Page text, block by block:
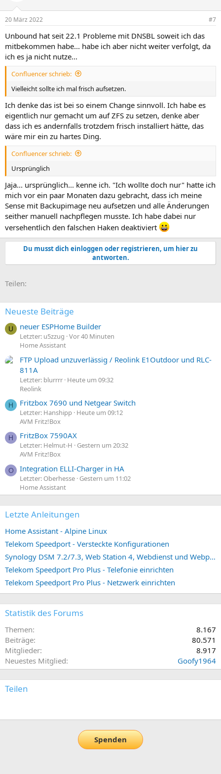
20 März 2022 #7
Unbound hat seit 22.1 Probleme mit DNSBL soweit ich das
mitbekommen habe... habe ich aber nicht weiter verfolgt, da
ich es ja nicht nutze...
Confluencer schrieb:
Vielleicht sollte ich mal frisch aufsetzen.
Ich denke das ist bei so einem Change sinnvoll. Ich habe es
eigentlich nur gemacht um auf ZFS zu setzen, denke aber
dass ich es andernfalls trotzdem frisch installiert hätte, das
wäre mir ein zu hartes Ding.
Confluencer schrieb:
Ursprünglich
Jaja... ursprünglich... kenne ich. "Ich wollte doch nur" hatte ich
mich vor ein paar Monaten dazu gebracht, dass ich meine
Sense mit Backupimage neu aufsetzen und alle Änderungen
seither manuell nachpflegen musste. Ich habe dabei nur
versehentlich den falschen Haken deaktiviert
Du musst dich einloggen oder registrieren, um hier zu
antworten.
Teilen:
Neueste Beiträge
U neuer ESPHome Builder
Letzter: u5zzug Vor 40 Minuten
Home Assistant
FTP Upload unzuverlässig / Reolink E1Outdoor und RLC-
811A
Letzter: blurrrr Heute um 09:32
Reolink
H Fritzbox 7690 und Netgear Switch
Letzter: Hanshipp Heute um 09:12
AVM Fritz!Box
H FritzBox 7590AX
Letzter: Helmut-H
Gestern um 20:32
AVM Fritz!Box
O Integration ELLI-Charger in HA
Letzter: Oberhesse Gestern um 11:02
Home Assistant
Letzte Anleitungen
Home Assistant - Alpine Linux
Telekom Speedport - Versteckte Konfigurationen
Synology DSM 7.2/7.3, Web Station 4, Webdienst und Webportal erstellen (ehemals vHost)
Telekom Speedport Pro Plus - Telefonie einrichten
Telekom Speedport Pro Plus - Netzwerk einrichten
Statistik des Forums
Themen
8.167
Beiträge
80.571
Mitglieder
8.917
Neuestes Mitglied
Goofy1964
Teilen
Spenden